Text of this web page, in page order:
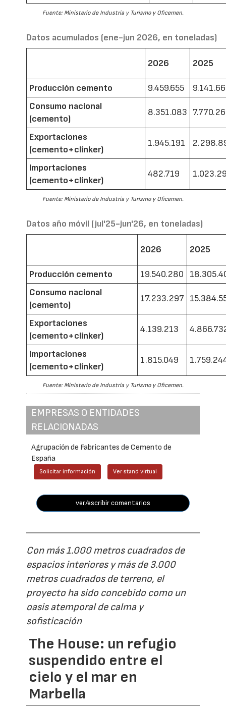
Fuente: Ministerio de Industria y Turismo y Oficemen.
Datos acumulados (ene-jun 2026, en toneladas)
2026 2025
Producción cemento 9.459.655
Consumo nacional
(cemento)
8.351.083
Exportaciones
(cemento+clínker)
1.945.191
Importaciones
(cemento+clínker)
482.719
Fuente: Ministerio de Industria y Turismo y Oficemen.
Datos año móvil (jul'25-jun'26, en toneladas)
2026 2025
Producción cemento 19.540.280
Consumo nacional
(cemento)
17.233.297
Exportaciones
(cemento+clínker)
4.139.213
Importaciones
(cemento+clínker)
1.815.049
Fuente: Ministerio de Industria y Turismo y Oficemen.
EMPRESAS O ENTIDADES
RELACIONADAS
Agrupación de Fabricantes de Cemento de
España
Solicitar información Ver stand virtual
ver/escribir comentarios
Con más 1.000 metros cuadrados de
espacios interiores y más de 3.000
metros cuadrados de terreno, el
proyecto ha sido concebido como un
oasis atemporal de calma y
sofisticación
The House: un refugio
suspendido entre el
cielo y el mar en
Marbella